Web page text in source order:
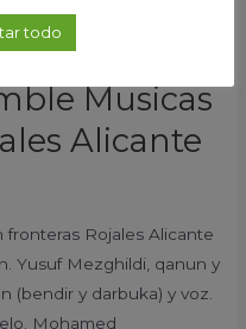
Musicas
Alicante
fronteras Rojales Alicante
Yusuf Mezghildi, qanun y
(bendir y darbuka) y voz.
Mohamed
todo